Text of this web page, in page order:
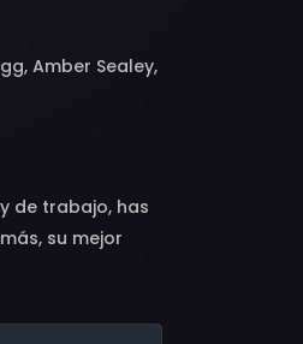
Amber Sealey,
Juliana Kiehl,
Lazzeri, Sean
de trabajo, has
su mejor